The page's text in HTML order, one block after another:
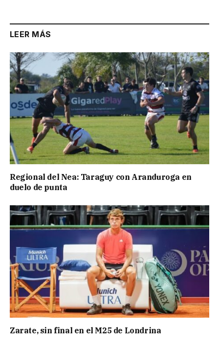
LEER MÁS
Regional del Nea: Taraguy con Aranduroga en
duelo de punta
Zarate, sin final en el M25 de Londrina